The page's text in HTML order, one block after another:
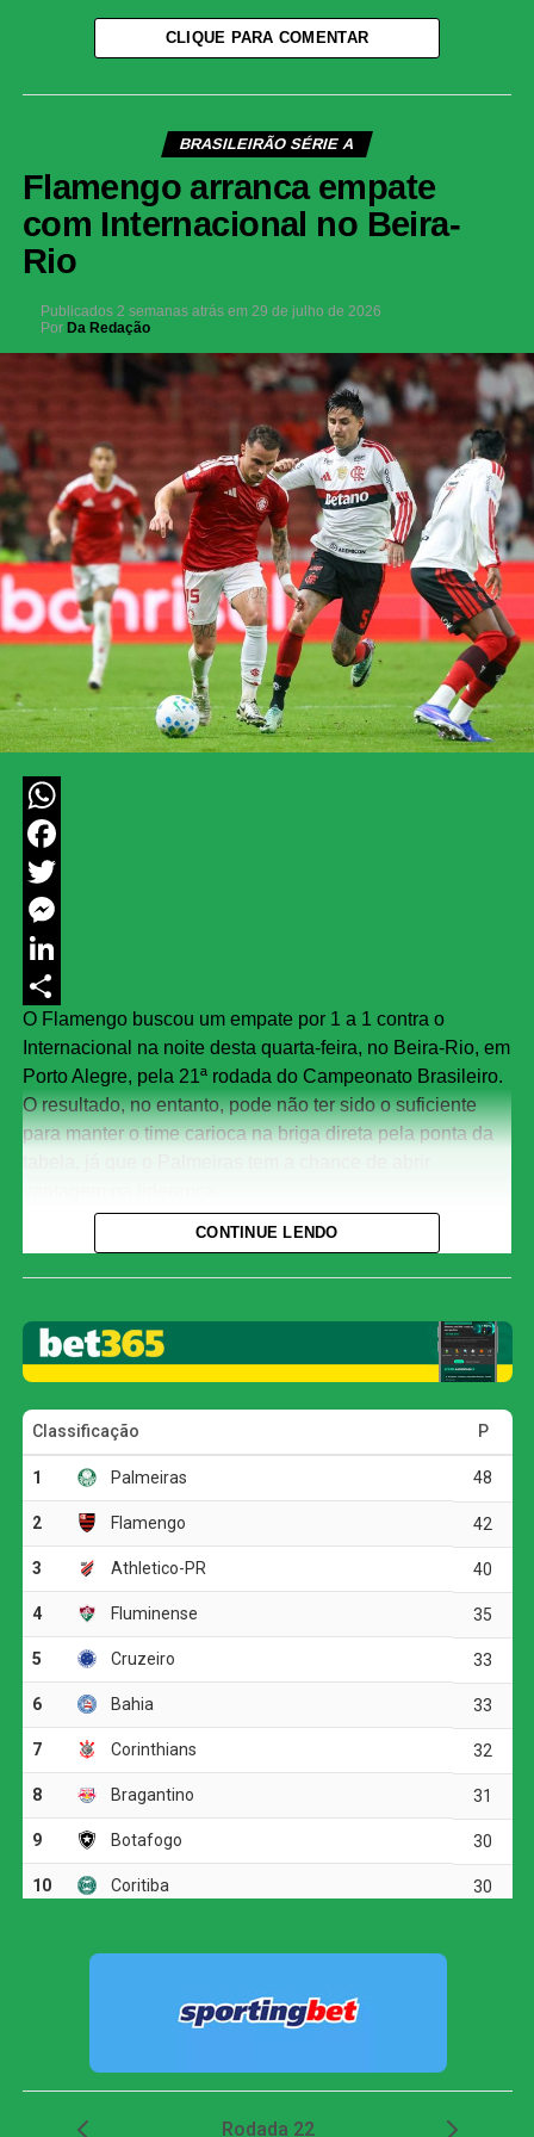
CLIQUE PARA COMENTAR
BRASILEIRÃO SÉRIE A
Flamengo arranca empate
com Internacional no Beira-
Rio
Publicados 2 semanas atrás em 29 de julho de 2026
Por Da Redação
WhatsApp
Facebook
Twitter
Messenger
LinkedIn
Share
O Flamengo buscou um empate por 1 a 1 contra o
Internacional na noite desta quarta-feira, no Beira-Rio, em
Porto Alegre, pela 21ª rodada do Campeonato Brasileiro.
O resultado, no entanto, pode não ter sido o suficiente
para manter o time carioca na briga direta pela ponta da
Com o ponto conquistado, o Flamengo se mantém na
com que iniciou a rodada.
O jogo
Logo aos seis minutos, Carrascal recebeu passe em
profundidade de Pedro e ficou cara a cara com o goleiro
Matheus Cunha, que salvou com uma boa intervenção.
Aos poucos, o Internacional foi crescendo e abriu o placar
em uma jogada pela direita: Carbonero finalizou de
dentro da área, Rossi fez a defesa, mas no rebote Vitinho
apareceu para chutar forte e colocar os donos da casa em
vantagem.
Antes do intervalo, Carbonero quase ampliou. O atacante
ganhou a disputa de corpo com Léo Pereira dentro da
área, mas finalizou com pouca força, e a bola passou
rente à trave do Flamengo.
A resposta rubro-negra veio aos 33 minutos do segundo
tempo. Pedro ficou cara a cara com Anthoni e parou em
nova defesa do goleiro, mas na tentativa de afastar o
gol aberto para empatar a partida.
Próximos jogos
CONTINUE LENDO